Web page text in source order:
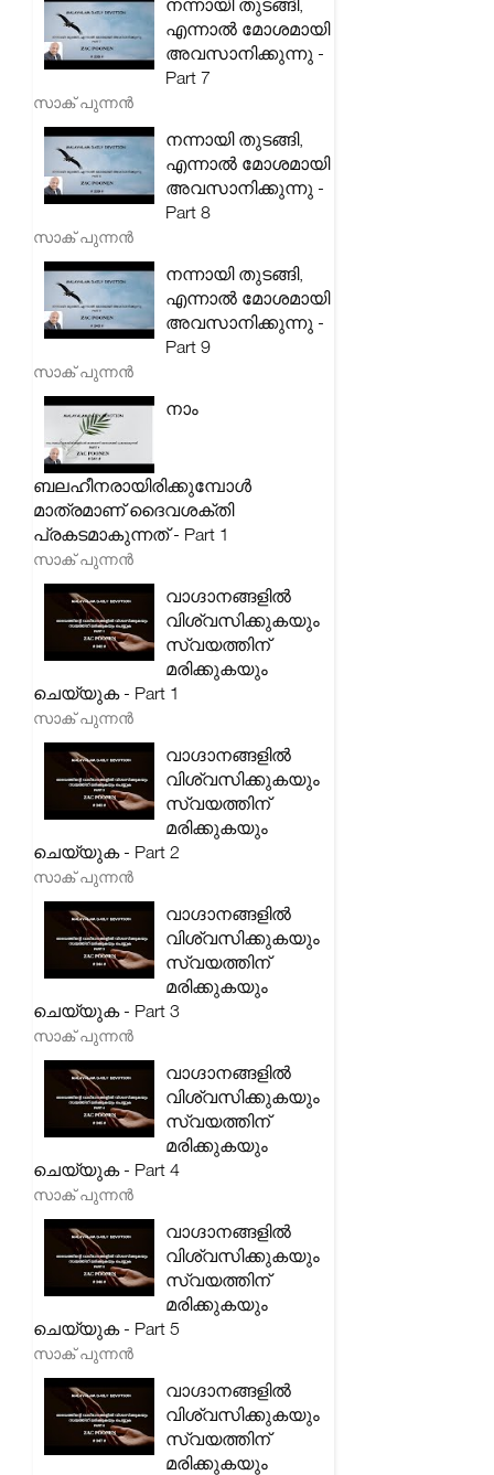
നന്നായി തുടങ്ങി,
എന്നാൽ മോശമായി
അവസാനിക്കുന്നു -
Part 7
സാക് പുന്നൻ
നന്നായി തുടങ്ങി,
എന്നാൽ മോശമായി
അവസാനിക്കുന്നു -
Part 8
സാക് പുന്നൻ
നന്നായി തുടങ്ങി,
എന്നാൽ മോശമായി
അവസാനിക്കുന്നു -
Part 9
സാക് പുന്നൻ
നാം
ബലഹീനരായിരിക്കുമ്പോൾ
മാത്രമാണ് ദൈവശക്തി
പ്രകടമാകുന്നത് - Part 1
സാക് പുന്നൻ
വാഗ്ദാനങ്ങളിൽ
വിശ്വസിക്കുകയും
സ്വയത്തിന്
മരിക്കുകയും
ചെയ്യുക - Part 1
സാക് പുന്നൻ
വാഗ്ദാനങ്ങളിൽ
വിശ്വസിക്കുകയും
സ്വയത്തിന്
മരിക്കുകയും
ചെയ്യുക - Part 2
സാക് പുന്നൻ
വാഗ്ദാനങ്ങളിൽ
വിശ്വസിക്കുകയും
സ്വയത്തിന്
മരിക്കുകയും
ചെയ്യുക - Part 3
സാക് പുന്നൻ
വാഗ്ദാനങ്ങളിൽ
വിശ്വസിക്കുകയും
സ്വയത്തിന്
മരിക്കുകയും
ചെയ്യുക - Part 4
സാക് പുന്നൻ
വാഗ്ദാനങ്ങളിൽ
വിശ്വസിക്കുകയും
സ്വയത്തിന്
മരിക്കുകയും
ചെയ്യുക - Part 5
സാക് പുന്നൻ
വാഗ്ദാനങ്ങളിൽ
വിശ്വസിക്കുകയും
സ്വയത്തിന്
മരിക്കുകയും